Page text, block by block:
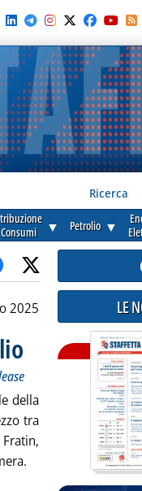
Ricerca
▼ Petrolio ▼
2025
della
tra
LE